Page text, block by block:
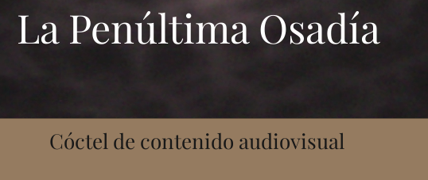
La Penúltima Osadía
Cóctel de contenido audiovisual